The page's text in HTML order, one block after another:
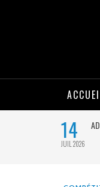
14
JUIL 2026